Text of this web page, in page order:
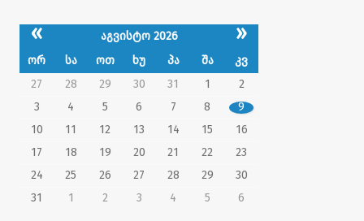
« აგვისტო 2026 »
ორ სა ოთ ხუ პა შა
კვ
27
28 29 30 31 1
2
3
4 5 6 7 8
9
10
11 12 13 14 15
16
17
18 19 20 21 22
23
24
25 26 27 28 29
30
31
1 2 3 4 5 6